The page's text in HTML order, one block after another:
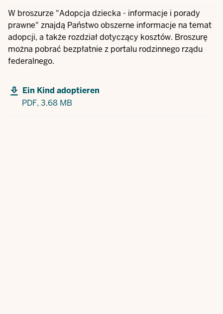
W broszurze "Adopcja dziecka - informacje i porady
prawne" znajdą Państwo obszerne informacje na temat
adopcji, a także rozdział dotyczący kosztów. Broszurę
można pobrać bezpłatnie z portalu rodzinnego rządu
federalnego.
Ein Kind adoptieren
PDF, 3.68 MB